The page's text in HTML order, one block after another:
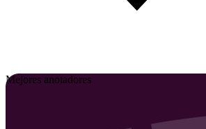
Mejores anotadores